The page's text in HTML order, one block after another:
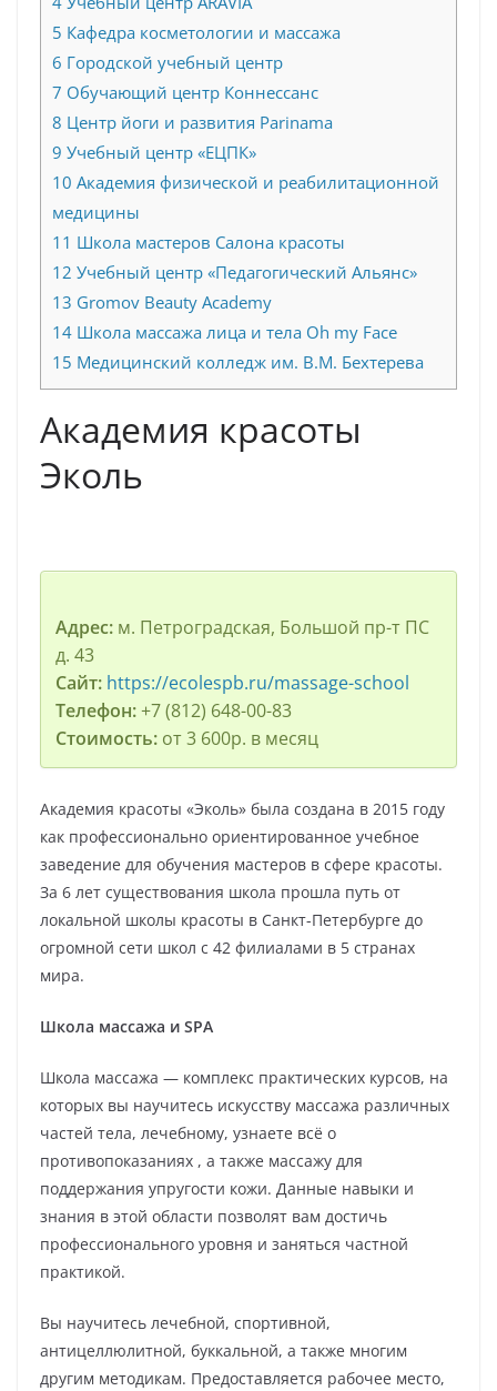
5 Кафедра косметологии и массажа
6 Городской учебный центр
7 Обучающий центр Коннессанс
8 Центр йоги и развития Parinama
9 Учебный центр «ЕЦПК»
10 Академия физической и реабилитационной
медицины
11 Школа мастеров Салона красоты
12 Учебный центр «Педагогический Альянс»
13 Gromov Beauty Academy
14 Школа массажа лица и тела Oh my Face
15 Медицинский колледж им. В.М. Бехтерева
Академия красоты
Эколь
Адрес:м. Петроградская, Большой пр-т ПС
д. 43
Сайт: https://ecolespb.ru/massage-school
Телефон:+7 (812) 648-00-83
Стоимость:от 3 600р. в месяц
Академия красоты «Эколь» была создана в 2015 году
как профессионально ориентированное учебное
заведение для обучения мастеров в сфере красоты.
За 6 лет существования школа прошла путь от
локальной школы красоты в Санкт-Петербурге до
огромной сети школ с 42 филиалами в 5 странах
мира.
Школа массажа и SPA
Школа массажа — комплекс практических курсов, на
которых вы научитесь искусству массажа различных
частей тела, лечебному, узнаете всё о
противопоказаниях , а также массажу для
поддержания упругости кожи. Данные навыки и
знания в этой области позволят вам достичь
профессионального уровня и заняться частной
практикой.
Вы научитесь лечебной, спортивной,
антицеллюлитной, буккальной, а также многим
другим методикам. Предоставляется рабочее место,